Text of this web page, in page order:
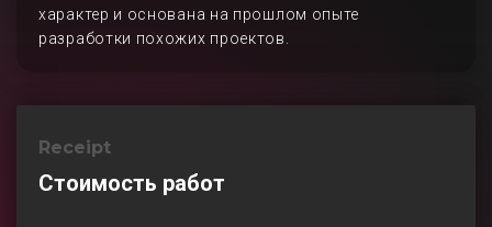
характер и основана на прошлом опыте
разработки похожих проектов.
Receipt
Стоимость работ